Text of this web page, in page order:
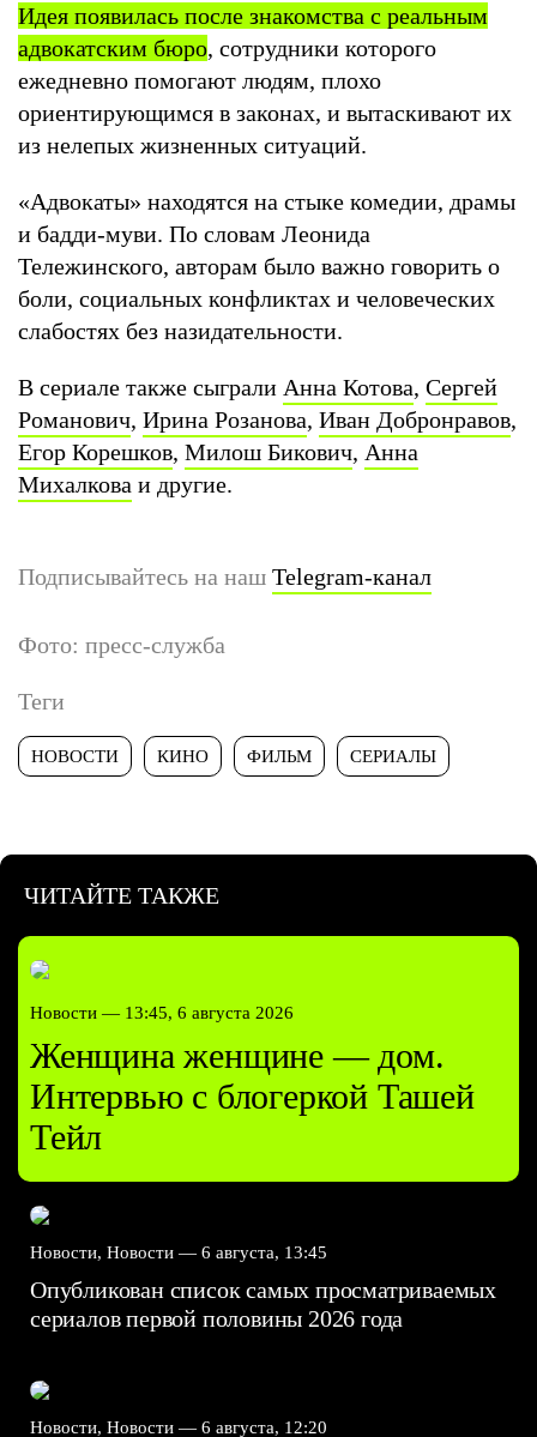
Идея появилась после знакомства с реальным
адвокатским бюро, сотрудники которого
ежедневно помогают людям, плохо
ориентирующимся в законах, и вытаскивают их
из нелепых жизненных ситуаций.
«Адвокаты» находятся на стыке комедии, драмы
и бадди-муви. По словам Леонида
Тележинского, авторам было важно говорить о
боли, социальных конфликтах и человеческих
слабостях без назидательности.
В сериале также сыграли Анна Котова, Сергей
Романович, Ирина Розанова, Иван Добронравов,
Егор Корешков, Милош Бикович, Анна
Михалкова и другие.
Подписывайтесь на наш Telegram-канал
Фото: пресс-служба
Теги
НОВОСТИ КИНО ФИЛЬМ СЕРИАЛЫ
ЧИТАЙТЕ ТАКЖЕ
Новости — 13:45, 6 августа 2026
Женщина женщине — дом.
Интервью с блогеркой Ташей
Тейл
Новости, Новости — 6 августа, 13:45
Опубликован список самых просматриваемых
сериалов первой половины 2026 года
Новости, Новости — 6 августа, 12:20